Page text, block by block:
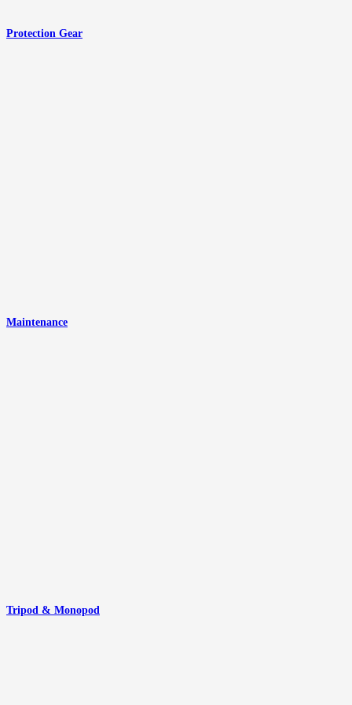
Protection Gear
Maintenance
Tripod & Monopod